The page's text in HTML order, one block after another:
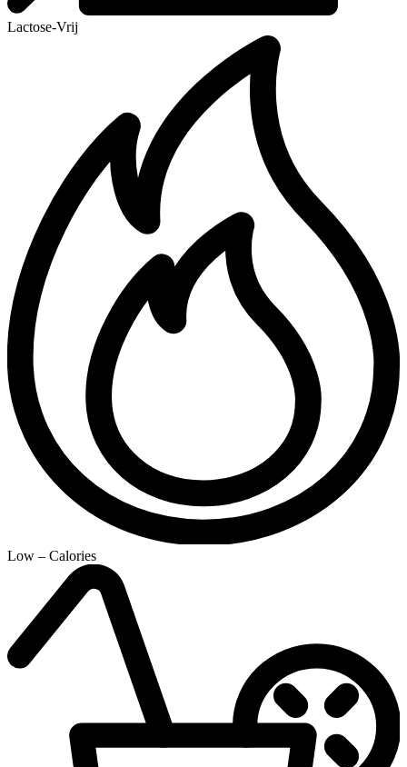
Lactose-Vrij
Low – Calories